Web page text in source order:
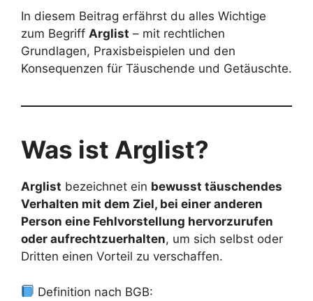
In diesem Beitrag erfährst du alles Wichtige
zum Begriff Arglist – mit rechtlichen
Grundlagen, Praxisbeispielen und den
Konsequenzen für Täuschende und Getäuschte.
Was ist Arglist?
Arglist bezeichnet ein bewusst täuschendes
Verhalten mit dem Ziel, bei einer anderen
Person eine Fehlvorstellung hervorzurufen
oder aufrechtzuerhalten, um sich selbst oder
Dritten einen Vorteil zu verschaffen.
Definition nach BGB: